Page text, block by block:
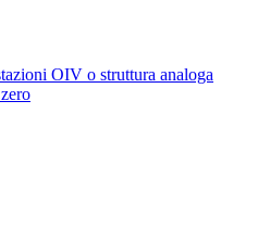
OIV o struttura analoga